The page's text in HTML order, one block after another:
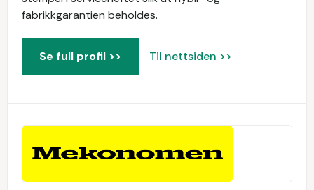
fabrikkgarantien beholdes.
Se full profil >> Til nettsiden >>